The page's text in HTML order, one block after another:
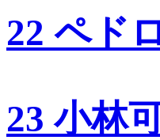
22 ペド
23 小林